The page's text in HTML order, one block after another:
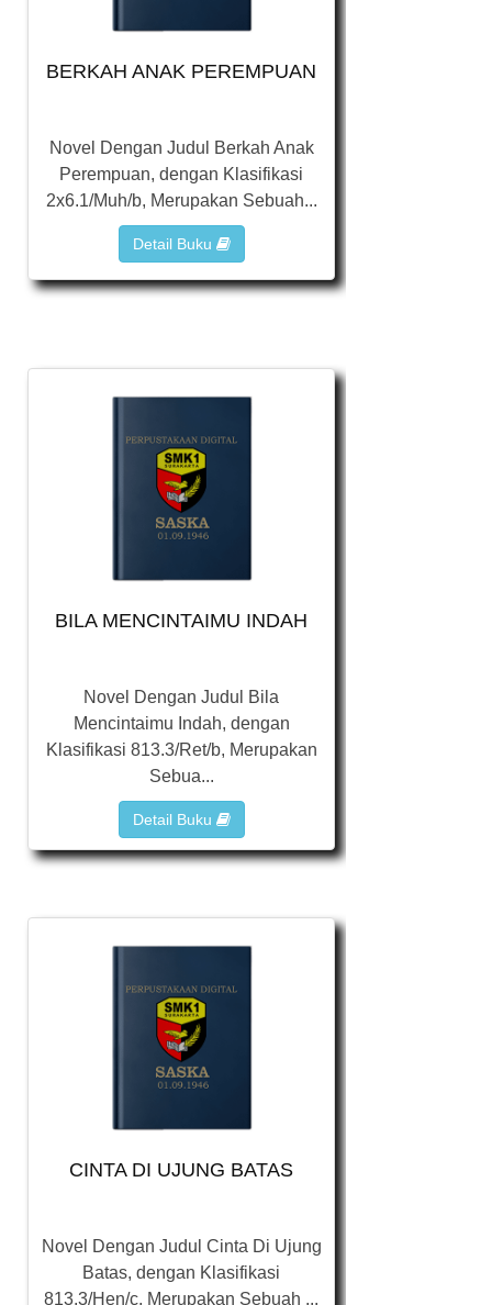
BERKAH ANAK PEREMPUAN
Novel Dengan Judul Berkah Anak
Perempuan, dengan Klasifikasi
2x6.1/Muh/b, Merupakan Sebuah...
Detail Buku
BILA MENCINTAIMU INDAH
Novel Dengan Judul Bila
Mencintaimu Indah, dengan
Klasifikasi 813.3/Ret/b, Merupakan
Sebua...
Detail Buku
CINTA DI UJUNG BATAS
Novel Dengan Judul Cinta Di Ujung
Batas, dengan Klasifikasi
813.3/Hen/c, Merupakan Sebuah ...